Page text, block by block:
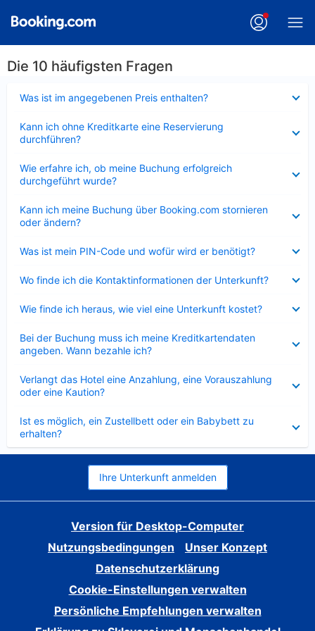
Die 10 häufigsten Fragen
Was ist im angegebenen Preis enthalten?
Kann ich ohne Kreditkarte eine Reservierung
durchführen?
Wie erfahre ich, ob meine Buchung erfolgreich
durchgeführt wurde?
Kann ich meine Buchung über Booking.com stornieren
oder ändern?
Was ist mein PIN-Code und wofür wird er benötigt?
Wo finde ich die Kontaktinformationen der Unterkunft?
Wie finde ich heraus, wie viel eine Unterkunft kostet?
Bei der Buchung muss ich meine Kreditkartendaten
angeben. Wann bezahle ich?
Verlangt das Hotel eine Anzahlung, eine Vorauszahlung
oder eine Kaution?
Ist es möglich, ein Zustellbett oder ein Babybett zu
erhalten?
Ihre Unterkunft anmelden
Version für Desktop-Computer
Nutzungsbedingungen
Unser Konzept
Datenschutzerklärung
Cookie-Einstellungen verwalten
Persönliche Empfehlungen verwalten